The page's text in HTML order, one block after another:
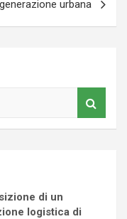
urbana
di un
logistica di